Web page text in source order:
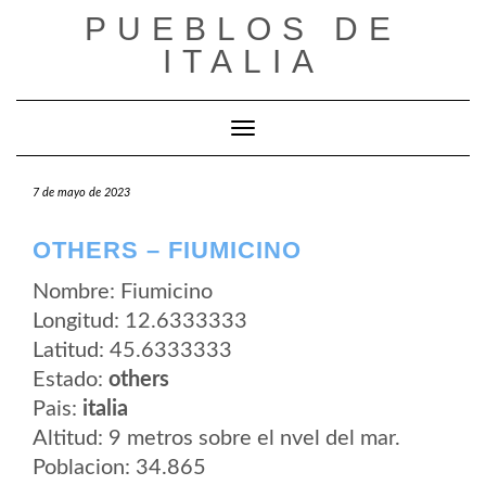
PUEBLOS DE
ITALIA
Cambiar modo de navegación
7 de mayo de 2023
OTHERS – FIUMICINO
Nombre: Fiumicino
Longitud: 12.6333333
Latitud: 45.6333333
Estado: others
Pais: italia
Altitud: 9 metros sobre el nvel del mar.
Poblacion: 34.865